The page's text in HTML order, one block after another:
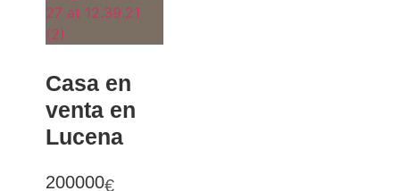
Casa en
venta en
Lucena
200000€